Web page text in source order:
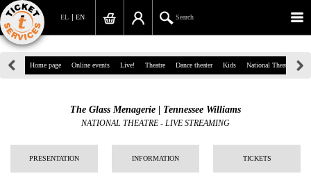
EN
EL Search
39, Panepistimiou Str, Athens
info@ticketservices.gr
Search
Sign up/Sign in
Home page Online events Live! Theatre Dance theater Kids National Theatre
The Glass Menagerie | Tennessee Williams
NATIONAL THEATRE - LIVE STREAMING
PRESENTATION INFORMATION TICKETS